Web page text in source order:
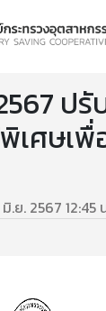
ป
เศษเ
.ย. 2567 12:45